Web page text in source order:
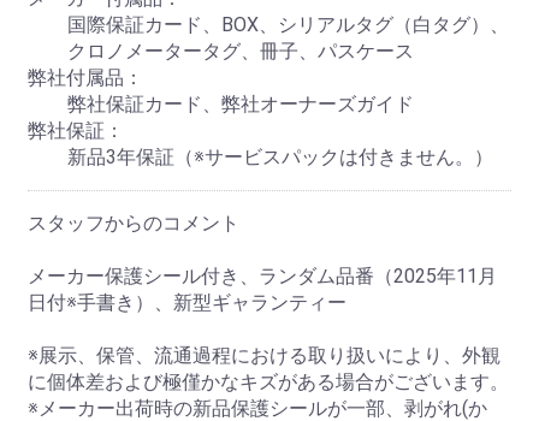
国際保証カード、BOX、シリアルタグ（白タグ）、
クロノメータータグ、冊子、パスケース
弊社付属品：
弊社保証カード、弊社オーナーズガイド
弊社保証：
新品3年保証（※サービスパックは付きません。）
スタッフからのコメント
メーカー保護シール付き、ランダム品番（2025年11月
日付※手書き）、新型ギャランティー
※展示、保管、流通過程における取り扱いにより、外観
に個体差および極僅かなキズがある場合がございます。
※メーカー出荷時の新品保護シールが一部、剥がれ(か